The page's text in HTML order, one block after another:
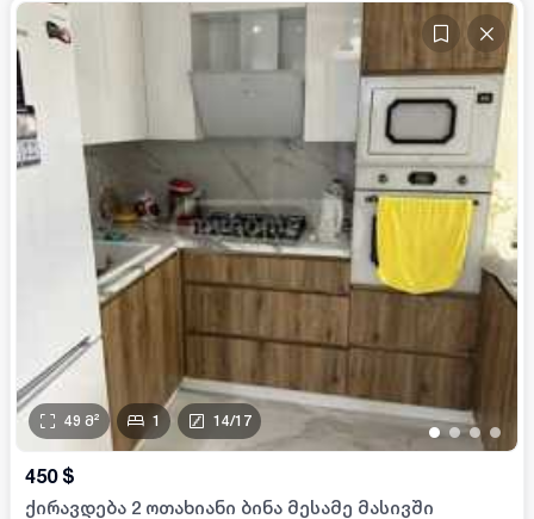
••• •
49 მ² 1 14/17
450 $
ქირავდება 2 ოთახიანი ბინა მესამე მასივში